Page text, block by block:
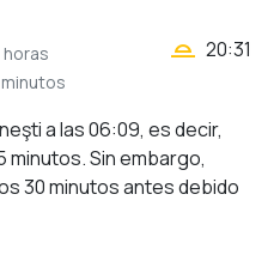
horas
wb_twilight_2 20:31
a las 06:09, es decir,
minutos. Sin embargo,
30 minutos antes debido